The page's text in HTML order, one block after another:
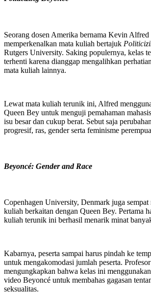
Seorang dosen Amerika bernama Kevin Alfred
memperkenalkan mata kuliah bertajuk
Rutgers University. Saking populernya, kelas
terhenti karena dianggap mengalihkan
mata kuliah lainnya.
Lewat mata kuliah terunik ini, Alfred
Queen Bey untuk menguji pemahaman
isu besar dan cukup berat. Sebut saja
progresif, ras, gender serta feminisme
Beyoncé: Gender and Race
Copenhagen University, Denmark juga sempat
kuliah berkaitan dengan Queen Bey. Pertama
kuliah terunik ini berhasil menarik minat
Kabarnya, peserta sampai harus pindah ke
untuk mengakomodasi jumlah peserta.
mengungkapkan bahwa kelas ini
video Beyoncé untuk membahas gagasan
seksualitas.